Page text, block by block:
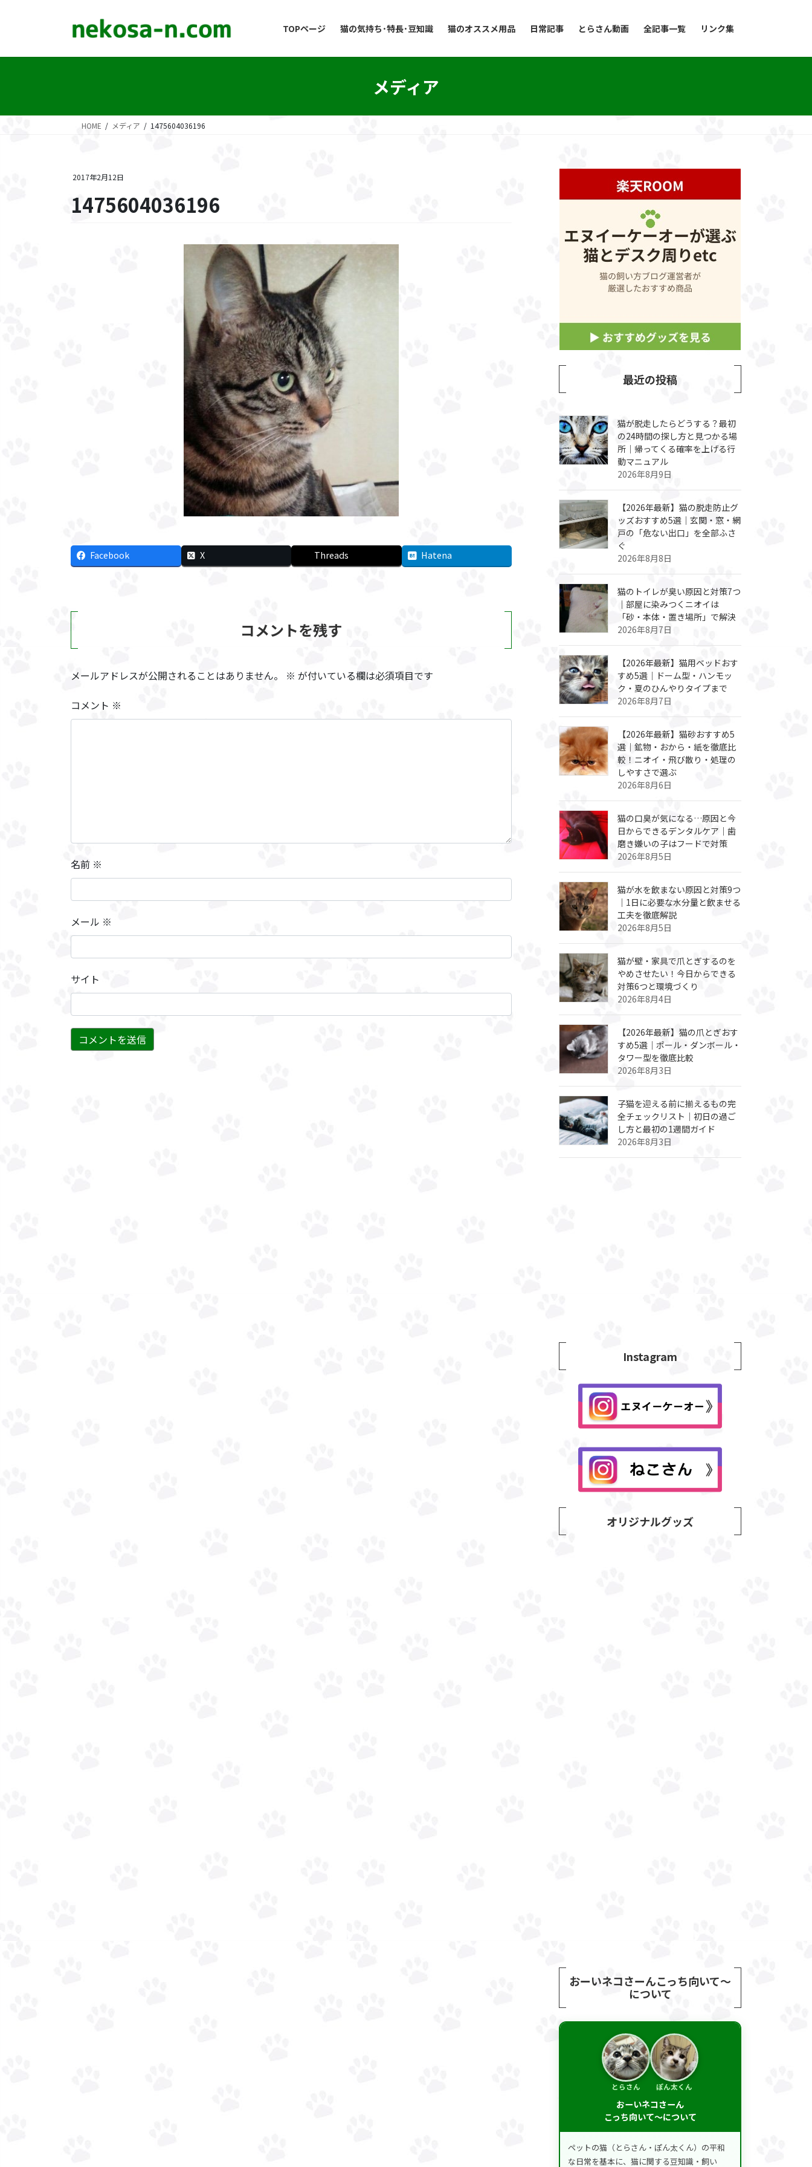
TOPページ 猫の気持ち･特長･豆知識 猫のオススメ用品 日常記事 とらさん動画 全記事一覧 リンク集
メディア
HOME メディア 1475604036196
2017年2月12日
1475604036196
Facebook X Threads Hatena
コメントを残す
メールアドレスが公開されることはありません。 ※ が付いている欄は必須項目です
コメント ※
名前 ※
メール ※
サイト
最近の投稿
猫が脱走したらどうする？最初
の24時間の探し方と見つかる場
所｜帰ってくる確率を上げる行
動マニュアル
2026年8月9日
【2026年最新】猫の脱走防止グ
ッズおすすめ5選｜玄関・窓・網
戸の「危ない出口」を全部ふさ
ぐ
2026年8月8日
猫のトイレが臭い原因と対策7つ
｜部屋に染みつくニオイは
「砂・本体・置き場所」で解決
2026年8月7日
【2026年最新】猫用ベッドおす
すめ5選｜ドーム型・ハンモッ
ク・夏のひんやりタイプまで
2026年8月7日
【2026年最新】猫砂おすすめ5
選｜鉱物・おから・紙を徹底比
較！ニオイ・飛び散り・処理の
しやすさで選ぶ
2026年8月6日
猫の口臭が気になる…原因と今
日からできるデンタルケア｜歯
磨き嫌いの子はフードで対策
2026年8月5日
猫が水を飲まない原因と対策9つ
｜1日に必要な水分量と飲ませる
工夫を徹底解説
2026年8月5日
猫が壁・家具で爪とぎするのを
やめさせたい！今日からできる
対策6つと環境づくり
2026年8月4日
【2026年最新】猫の爪とぎおす
すめ5選｜ポール・ダンボール・
タワー型を徹底比較
2026年8月3日
子猫を迎える前に揃えるもの完
全チェックリスト｜初日の過ご
し方と最初の1週間ガイド
2026年8月3日
Instagram
オリジナルグッズ
おーいネコさーんこっち向いて～
について
とらさん ぽん太くん
おーいネコさーん
こっち向いて～について
ペットの猫（とらさん・ぽん太くん）の平和
な日常を基本に、猫に関する豆知識・飼い